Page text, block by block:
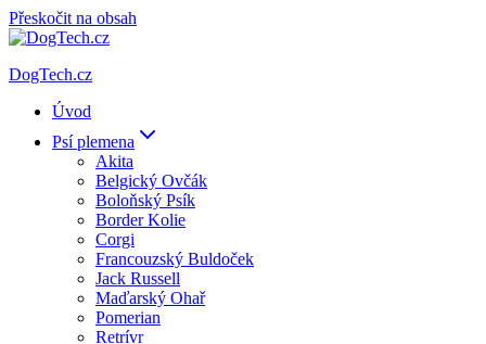
Přeskočit na obsah
DogTech.cz
Úvod
Psí plemena
Akita
Belgický Ovčák
Boloňský Psík
Border Kolie
Corgi
Francouzský Buldoček
Jack Russell
Maďarský Ohař
Pomerian
Retrívr